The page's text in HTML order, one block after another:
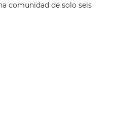
comunidad de solo seis